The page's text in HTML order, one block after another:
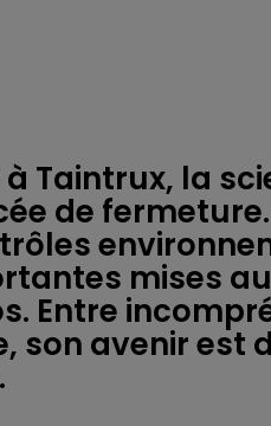
Taintrux, la
de
mises
Entre
son avenir est